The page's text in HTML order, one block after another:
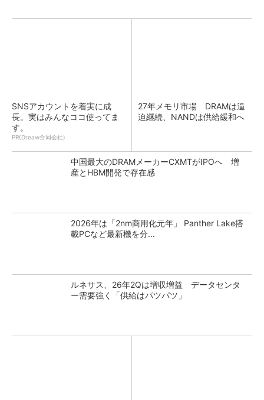
SNSアカウントを着実に成
長。実はみんなココ使ってま
す。
PR(Dreaw合同会社)
27年メモリ市場 DRAMは逼
迫継続、NANDは供給緩和へ
中国最大のDRAMメーカーCXMTがIPOへ 増
産とHBM開発で存在感
2026年は「2nm商用化元年」 Panther Lake搭
載PCなど最新機を分...
ルネサス、26年2Qは増収増益 データセンタ
ー需要強く「供給はパツパツ」